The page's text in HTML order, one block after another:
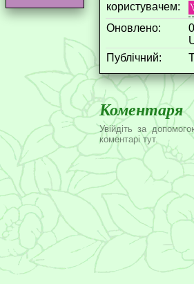
користувачем:
Оновлено:
Публічний:
Коментаря
Увійдіть за
коментарі тут.